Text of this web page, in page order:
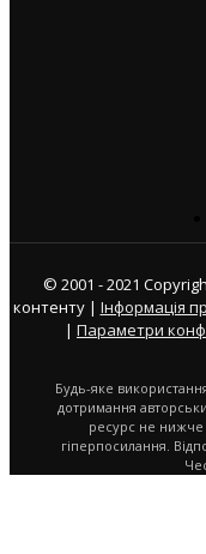
© 2001 - 2021
контенту | Інформація
| Параметри
Будь-яке
дотримання
ресурс не нижче
гіперпосилання.